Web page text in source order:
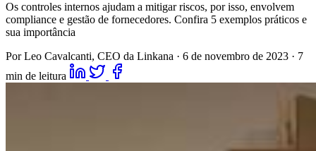
Os controles internos ajudam a mitigar riscos, por isso, envolvem
compliance e gestão de fornecedores. Confira 5 exemplos práticos e
sua importância
Por Leo Cavalcanti, CEO da Linkana · 6 de novembro de 2023 · 7
min de leitura